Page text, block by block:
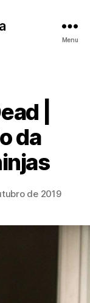
Menu
|
da
de 2019